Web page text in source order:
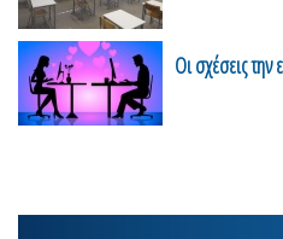
Οι σχέσεις